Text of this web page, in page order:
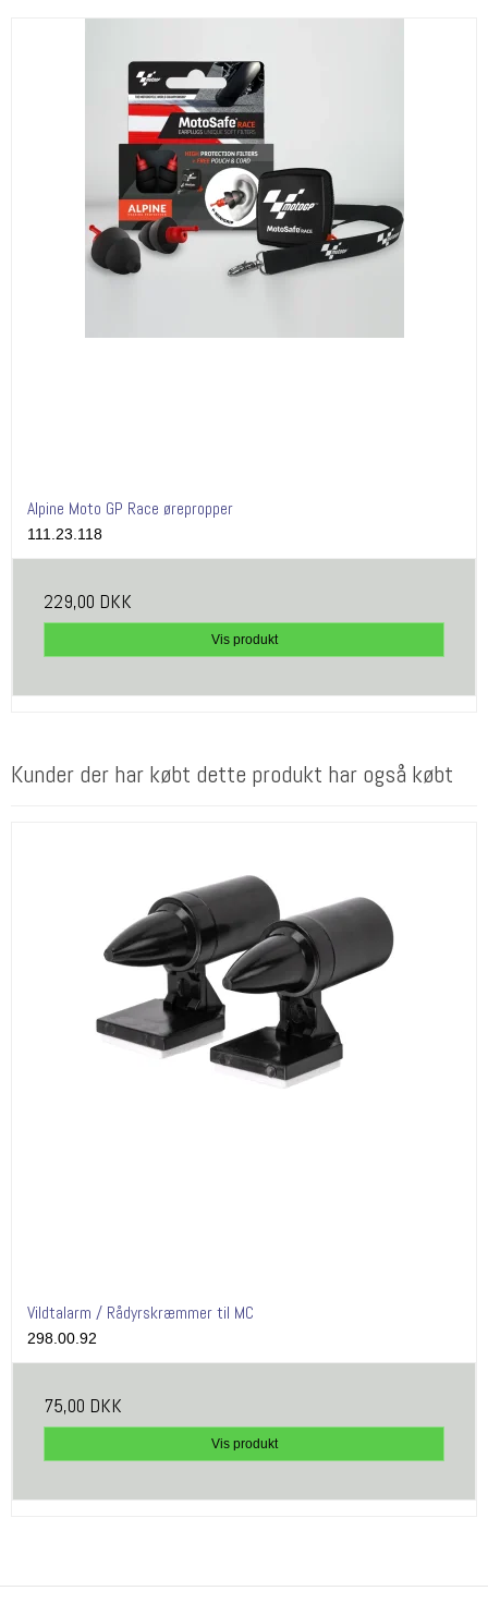
Alpine Moto GP Race ørepropper
111.23.118
229,00 DKK
Vis produkt
Kunder der har købt dette produkt har også købt
Vildtalarm / Rådyrskræmmer til MC
298.00.92
75,00 DKK
Vis produkt